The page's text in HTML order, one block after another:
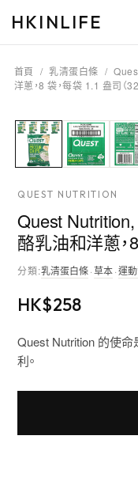
HKINLIFE
首頁 / 乳清蛋白條 /
洋蔥，8 袋，每袋 1.1 盎司（32
QUEST NUTRITION
Quest
酪乳油和洋蔥，
分類:乳清蛋白條·草本·運
HK$258
Quest Nutrition 的使
利。